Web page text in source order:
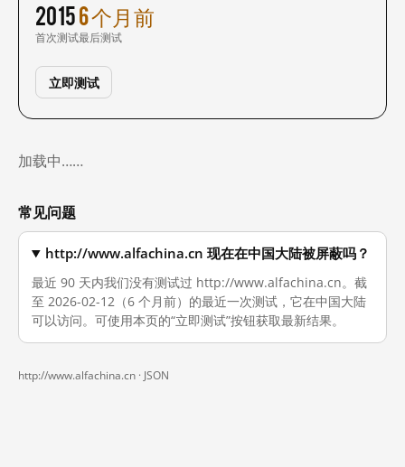
2015
首次测试
6 个月前
最后测试
立即测试
加载中……
常见问题
http://www.alfachina.cn 现在在中国大陆被屏蔽吗？
最近 90 天内我们没有测试过 http://www.alfachina.cn。截
至 2026-02-12（6 个月前）的最近一次测试，它在中国大陆
可以访问。可使用本页的“立即测试”按钮获取最新结果。
http://www.alfachina.cn · JSON